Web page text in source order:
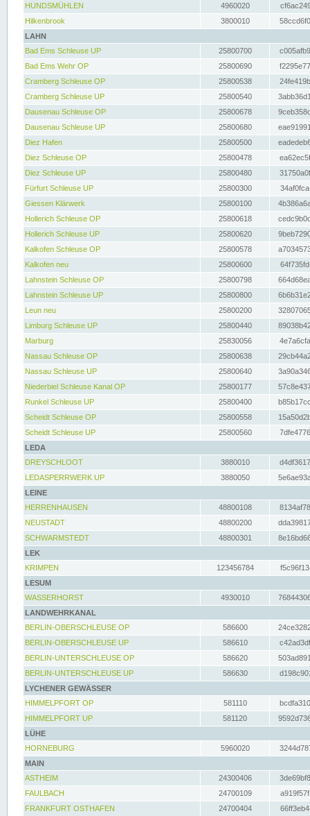
HUNDSMÜHLEN
4960020
Hilkenbrook
3800010
LAHN
Bad Ems Schleuse UP
25800700
Bad Ems Wehr OP
25800690
Cramberg Schleuse OP
25800538
Cramberg Schleuse UP
25800540
Dausenau Schleuse OP
25800678
Dausenau Schleuse UP
25800680
Diez Hafen
25800500
Diez Schleuse OP
25800478
Diez Schleuse UP
25800480
Fürfurt Schleuse UP
25800300
Giessen Klärwerk
25800100
Hollerich Schleuse OP
25800618
Hollerich Schleuse UP
25800620
Kalkofen Schleuse OP
25800578
Kalkofen neu
25800600
Lahnstein Schleuse OP
25800798
Lahnstein Schleuse UP
25800800
Leun neu
25800200
Limburg Schleuse UP
25800440
Marburg
25830056
Nassau Schleuse OP
25800638
Nassau Schleuse UP
25800640
Niederbiel Schleuse Kanal OP
25800177
Runkel Schleuse UP
25800400
Scheidt Schleuse OP
25800558
Scheidt Schleuse UP
25800560
LEDA
DREYSCHLOOT
3880010
LEDASPERRWERK UP
3880050
LEINE
HERRENHAUSEN
48800108
NEUSTADT
48800200
SCHWARMSTEDT
48800301
LEK
KRIMPEN
123456784
LESUM
WASSERHORST
4930010
LANDWEHRKANAL
BERLIN-OBERSCHLEUSE OP
586600
BERLIN-OBERSCHLEUSE UP
586610
BERLIN-UNTERSCHLEUSE OP
586620
BERLIN-UNTERSCHLEUSE UP
586630
LYCHENER GEWÄSSER
HIMMELPFORT OP
581110
HIMMELPFORT UP
581120
LÜHE
HORNEBURG
5960020
MAIN
ASTHEIM
24300406
FAULBACH
24700109
FRANKFURT OSTHAFEN
24700404